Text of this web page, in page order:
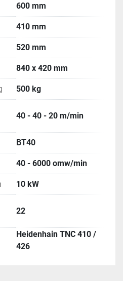
600 mm
410 mm
520 mm
840 x 420 mm
500 kg
40 - 40 - 20 m/min
BT40
40 - 6000 omw/min
10 kW
22
Heidenhain TNC 410 /
426